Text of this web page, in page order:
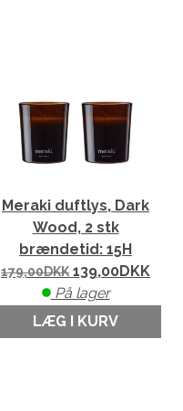
Meraki duftlys, Dark
Wood, 2 stk
brændetid: 15H
179,00DKK 139,00DKK
På lager
LÆG I KURV